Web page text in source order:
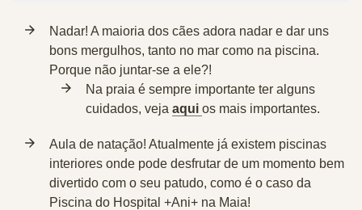
Nadar! A maioria dos cães adora nadar e dar uns
bons mergulhos, tanto no mar como na piscina.
Porque não juntar-se a ele?!
Na praia é sempre importante ter alguns
cuidados, veja aqui os mais importantes.
Aula de natação! Atualmente já existem piscinas
interiores onde pode desfrutar de um momento bem
divertido com o seu patudo, como é o caso da
Piscina do Hospital +Ani+ na Maia!